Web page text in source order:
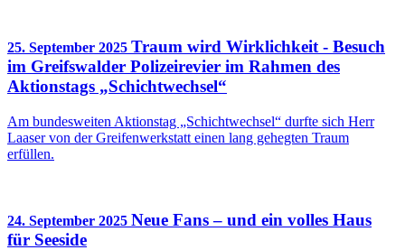
25. September 2025 Traum wird Wirklichkeit - Besuch
im Greifswalder Polizeirevier im Rahmen des
Aktionstags „Schichtwechsel“
Am bundesweiten Aktionstag „Schichtwechsel“ durfte sich Herr
Laaser von der Greifenwerkstatt einen lang gehegten Traum
erfüllen.
24. September 2025 Neue Fans – und ein volles Haus
für Seeside